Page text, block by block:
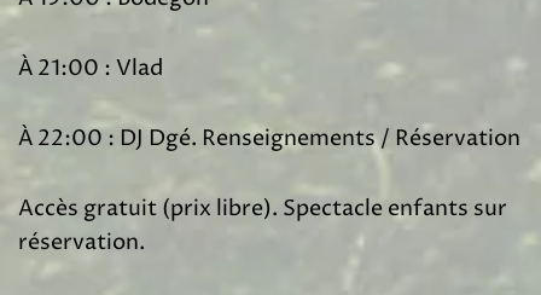
À 21:00 : Vlad
À 22:00 : DJ Dgé. Renseignements / Réservation
Accès gratuit (prix libre). Spectacle enfants sur
réservation.